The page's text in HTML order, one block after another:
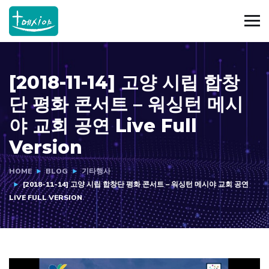
[2018-11-14] 고양 시립 합창
단 평화 콘서트 – 워싱턴 메시
야 교회 공연 Live Full
Version
HOME BLOG
기타행사
[2018-11-14] 고양 시립 합창단 평화 콘서트 – 워싱턴 메시야 교회 공연
LIVE FULL VERSION